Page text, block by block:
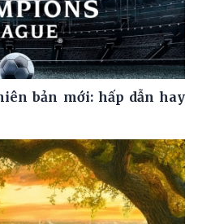
bản mới: hấp dẫn hay